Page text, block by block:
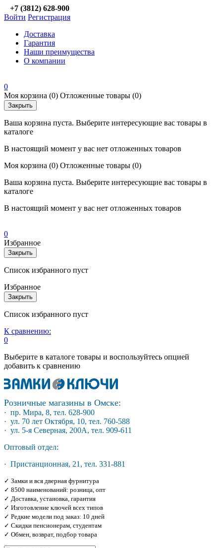
+7 (3812) 628-900
Войти Регистрация
Доставка
Гарантия
Наши преимущества
О компании
0
Моя корзина (0) Отложенные товары (0)
Закрыть
Ваша корзина пуста. Выберите интересующие вас товары в
каталоге
В настоящий момент у вас нет отложенных товаров
Моя корзина (0) Отложенные товары (0)
Ваша корзина пуста. Выберите интересующие вас товары в
каталоге
В настоящий момент у вас нет отложенных товаров
0
Избранное
Закрыть
Список избранного пуст
Избранное
Закрыть
Список избранного пуст
К сравнению:
0
Выберите в каталоге товары и воспользуйтесь опцией
добавить к сравнению
Розничные магазины в Омске:
· пр. Мира, 8, тел. 628-900
· ул. 70 лет Октября, 10, тел. 760-588
· ул. 5-я Северная, 200А, тел. 909-611
Оптовый отдел:
· Пристанционная, 21, тел. 331-881
✓ Замки и вся дверная фурнитура
✓ 8500 наименований: розница, опт
✓ Доставка, установка, гарантия
✓ Изготовление ключей всех типов
✓ Редкие модели под заказ: 10 дней
✓ Скидки пенсионерам, студентам
✓ Обмен, возврат, подбор товара